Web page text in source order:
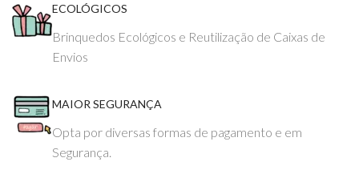
ECOLÓGICOS
Brinquedos Ecológicos e Reutilização de Caixas de
Envios
MAIOR SEGURANÇA
Opta por diversas formas de pagamento e em
Segurança.